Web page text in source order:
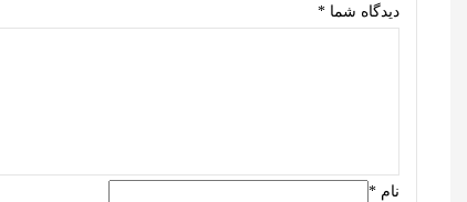
دیدگاه شما *
نام *